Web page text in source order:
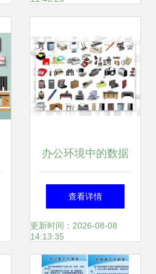
办公环境中的数据
思维 如何用信息架
构提升中小企业的
办公效率？
查看详情
更新时间：2026-08-08
14:13:35